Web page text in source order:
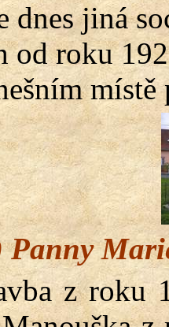
dnes jiná
od roku
Panny
z roku